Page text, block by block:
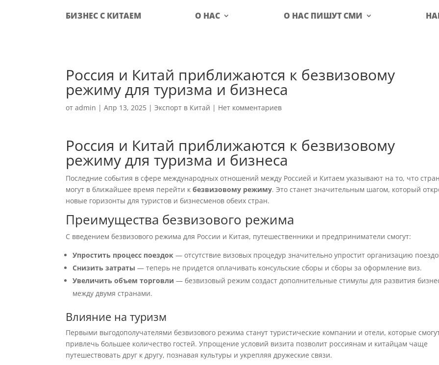
БИЗНЕС С КИТАЕМ О НАС О НАС ПИШУТ СМИ
Россия и Китай приближаются к безвизовому
режиму для туризма и бизнеса
отadmin |Апр 13, 2025 |Экспорт в Китай | Нет комментариев
Россия и Китай приближаются к безвизовому
режиму для туризма и бизнеса
Последние события в сфере международных отношений между Россией и Китаем указывают на то, что
могут в ближайшее время перейти кбезвизовому режиму. Это станет значительным шагом, который
новые горизонты для туристов и бизнесменов обеих стран.
Преимущества безвизового режима
С введением безвизового режима для России и Китая, путешественники и предприниматели смогут:
Упростить процесс поездок — отсутствие визовых процедур значительно упростит организацию
Снизить затраты — теперь не придется оплачивать консульские сборы и сборы за оформление виз.
Увеличить объем торговли — безвизовый режим создаст дополнительные стимулы для развития
между двумя странами.
Влияние на туризм
Первыми выгодополучателями безвизового режима станут туристические компании и отели, которые
привлечь большее количество гостей. Упрощение условий визита позволит россиянам и китайцам чаще
путешествовать друг к другу, познавая культуры и укрепляя дружеские связи.